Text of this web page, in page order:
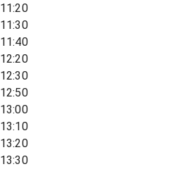
11:20
11:30
11:40
12:20
12:30
12:50
13:00
13:10
13:20
13:30